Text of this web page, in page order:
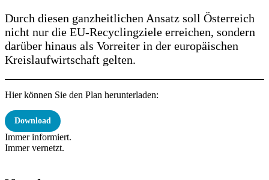
Durch diesen ganzheitlichen Ansatz soll Österreich
nicht nur die EU-Recyclingziele erreichen, sondern
darüber hinaus als Vorreiter in der europäischen
Kreislaufwirtschaft gelten.
Hier können Sie den Plan herunterladen:
Download
Immer informiert.
Immer vernetzt.